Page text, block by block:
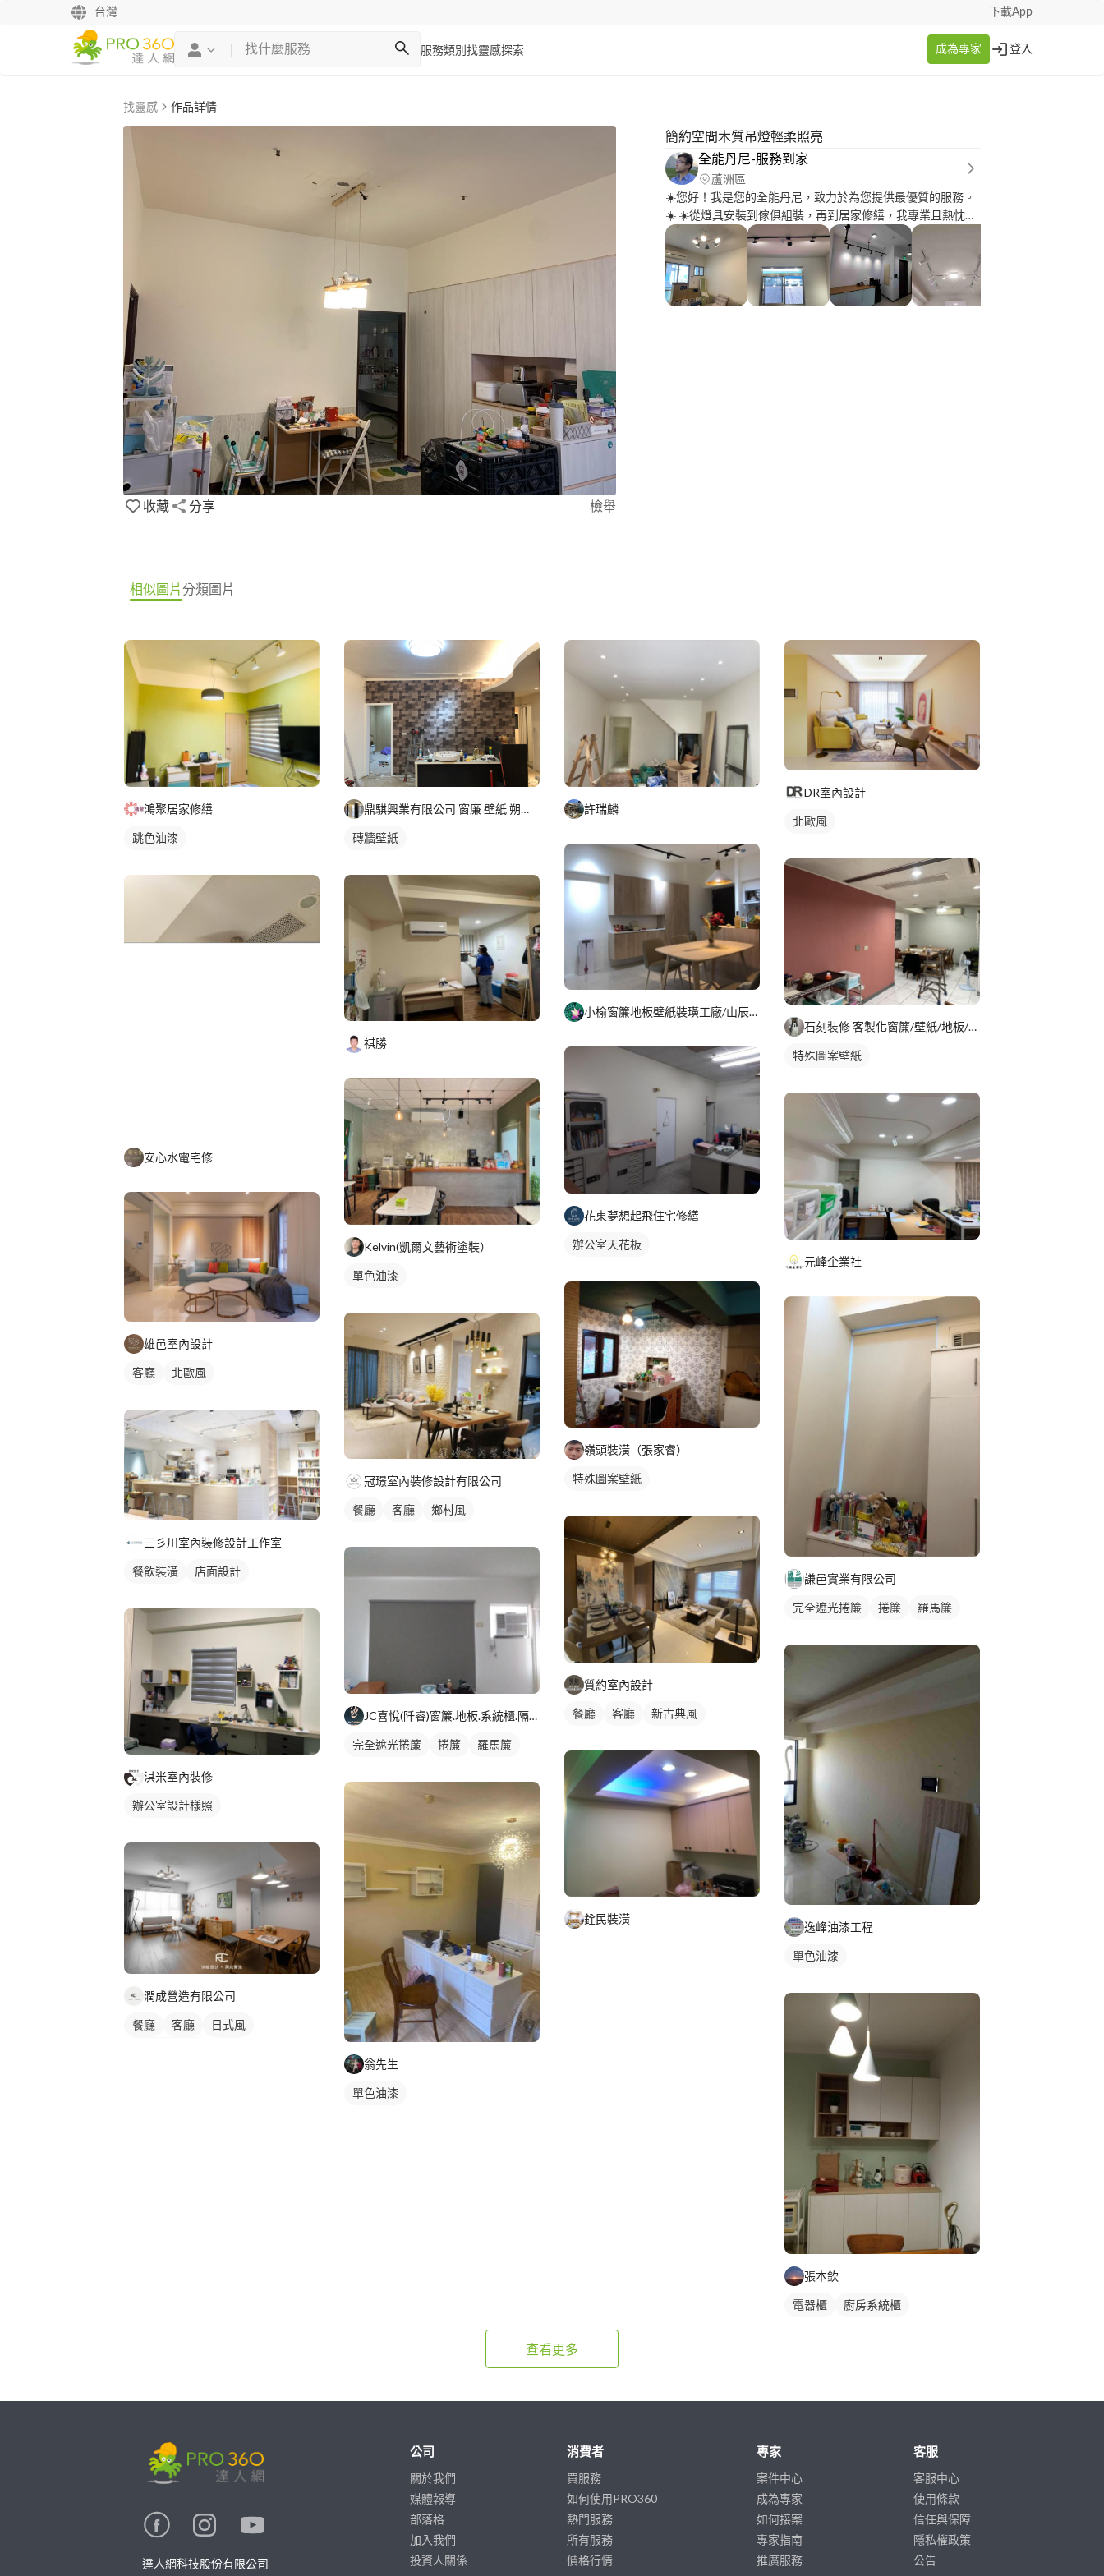
台灣 下載App
服務類別 找靈感探索 成為專家 登入
找靈感 作品詳情
收藏 分享 檢舉
簡約空間木質吊燈輕柔照亮
全能丹尼-服務到家
蘆洲區
☀️您好！我是您的全能丹尼，致力於為您提供最優質的服務。
☀️ ☀️從燈具安裝到傢俱組裝，再到居家修繕，我專業且熱忱。
☀️ ☀️堅持真誠、專業，我將竭盡所能，確保您的滿意。☀️ ☀️讓
我們一同為美好的家，締造更多溫馨時刻吧！☀️ ✅燈具安裝：
無論是吊燈、壁燈還是吸頂燈，我都有豐富的安裝經驗。我對
安全標準嚴格要求，並根據客戶需求和空間特點，巧妙安排燈
具位置，確保照明效果最佳。 ✅油漆施作：我擁有專業的油漆
相似圖片分類圖片
鴻聚居家修繕
跳色油漆
安心水電宅修
雄邑室內設計
客廳 北歐風
三彡川室內裝修設計工作室
餐飲裝潢 店面設計
淇米室內裝修
辦公室設計樣照
潤成營造有限公司
餐廳 客廳
日式風
鼎騏興業有限公司 窗廉 壁紙 朔膠地磚 地毯
磚牆壁紙
祺勝
Kelvin(凱爾文藝術塗裝）
單色油漆
冠璟室內裝修設計有限公司
餐廳 客廳 鄉村風
JC喜悅(阡睿)窗簾.地板.系統櫃.隔熱紙joy curta
完全遮光捲簾 捲簾 羅馬簾
翁先生
單色油漆
許瑞麟
小榆窗簾地板壁紙裝璜工廠/山辰室內設計
花東夢想起飛住宅修繕
辦公室天花板
嶺頭裝潢（張家睿）
特殊圖案壁紙
質約室內設計
餐廳 客廳 新古典風
銓民裝潢
DR室內設計
北歐風
石刻裝修 客製化窗簾/壁紙/地板/系統櫃
特殊圖案壁紙
元峰企業社
謙邑實業有限公司
完全遮光捲簾 捲簾 羅馬簾
逸峰油漆工程
單色油漆
張本欽
電器櫃 廚房系統櫃
查看更多
達人網科技股份有限公司
公司
關於我們
媒體報導
部落格
加入我們
投資人關係
消費者
買服務
如何使用PRO360
熱門服務
所有服務
價格行情
專家
案件中心
成為專家
如何接案
專家指南
推廣服務
客服
客服中心
使用條款
信任與保障
隱私權政策
公告